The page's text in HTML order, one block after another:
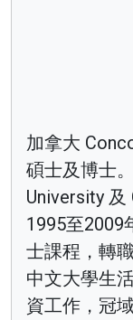
加拿大
碩士及博士
University 及
1995至2009
士課程，轉
中文大學生
資工作，冠